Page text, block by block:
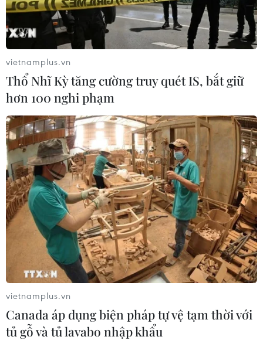
Việt Nam nằm trong top 5 nước có giá trị
đầu tư lớn nhất ở Campuchia
06/04/2017 12:26
Tính lũy kế đến tháng 12/2016, các doanh nghiệp Việt
Nam đã có 183 dự án giá trị và 2,85 tỷ USD vốn đăng ký
đầu tư tại Campuchia.
vietnamplus.vn
Thổ Nhĩ Kỳ tăng cường truy quét IS, bắt giữ
hơn 100 nghi phạm
vietnamplus.vn
Canada áp dụng biện pháp tự vệ tạm thời với
tủ gỗ và tủ lavabo nhập khẩu